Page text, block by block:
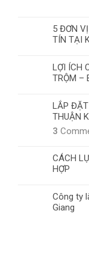
5 ĐƠN
TÍN TẠI
LỢI ÍCH
TRỘM –
LẮP
THUẬN
3
CÁCH
HỢP
Công ty
Giang